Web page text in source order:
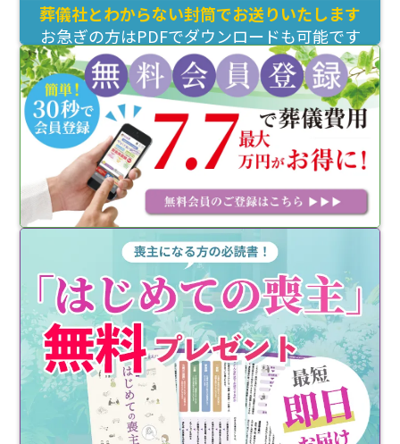
葬儀社とわからない封筒でお送りいたします
お急ぎの方はPDFでダウンロードも可能です